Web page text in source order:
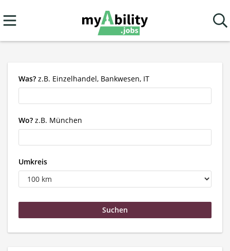
Was? z.B. Einzelhandel, Bankwesen, IT
Wo? z.B. München
Umkreis